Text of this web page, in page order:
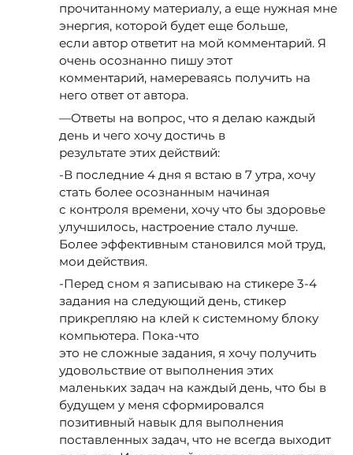
прочитанному материалу, а еще нужная мне
энергия, которой будет еще больше,
если автор ответит на мой комментарий. Я
очень осознанно пишу этот
комментарий, намереваясь получить на
него ответ от автора.
—Ответы на вопрос, что я делаю каждый
день и чего хочу достичь в
результате этих действий:
-В последние 4 дня я встаю в 7 утра, хочу
стать более осознанным начиная
с контроля времени, хочу что бы здоровье
улучшилось, настроение стало лучше.
Более эффективным становился мой труд,
мои действия.
-Перед сном я записываю на стикере 3-4
задания на следующий день, стикер
прикрепляю на клей к системному блоку
компьютера. Пока-что
это не сложные задания, я хочу получить
удовольствие от выполнения этих
маленьких задач на каждый день, что бы в
будущем у меня сформировался
позитивный навык для выполнения
поставленных задач, что не всегда выходит